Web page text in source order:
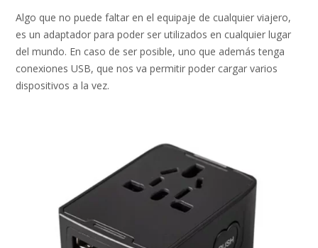
Algo que no puede faltar en el equipaje de cualquier viajero,
es un adaptador para poder ser utilizados en cualquier lugar
del mundo. En caso de ser posible, uno que además tenga
conexiones USB, que nos va permitir poder cargar varios
dispositivos a la vez.